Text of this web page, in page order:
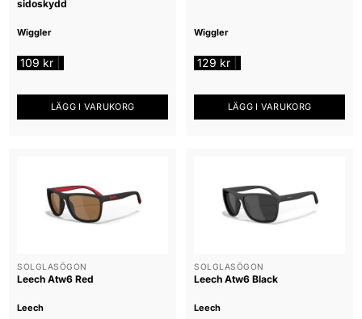
sidoskydd
Wiggler
109 kr
LÄGG I VARUKORG
Wiggler
129 kr
LÄGG I VARUKORG
SOLGLASÖGON
Leech Atw6 Red
Leech
SOLGLASÖGON
Leech Atw6 Black
Leech